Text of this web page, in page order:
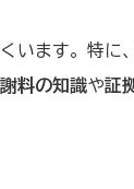
います。特に
料の知識や証